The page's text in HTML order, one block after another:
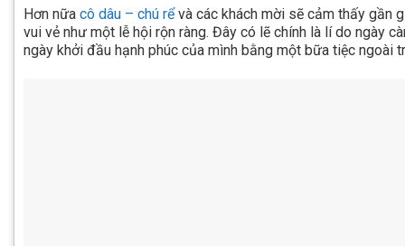
Hơn nữa cô dâu – chú rểvà các khách mời sẽ cảm thấy gần
vui vẻ như một lễ hội rộn ràng. Đây có lẽ chính là lí do ngày
ngày khởi đầu hạnh phúc của mình bằng một bữa tiệc ngoài